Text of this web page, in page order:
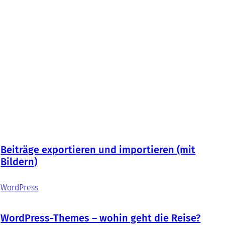
Beiträge exportieren und importieren (mit
Bildern)
WordPress
WordPress-Themes – wohin geht die Reise?